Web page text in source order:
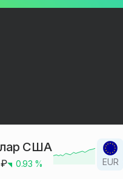
США
₽ 0.93 % EUR